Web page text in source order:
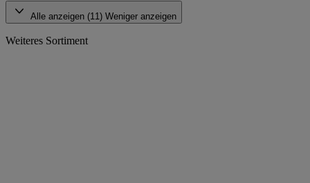
Alle anzeigen (11) Weniger anzeigen
Weiteres Sortiment